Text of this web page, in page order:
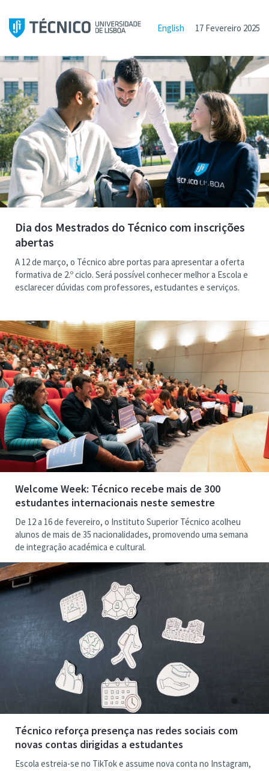
English 17 Fevereiro 2025
Dia dos Mestrados do Técnico com inscrições
abertas
A 12 de março, o Técnico abre portas para apresentar a oferta
formativa de 2.º ciclo. Será possível conhecer melhor a Escola e
esclarecer dúvidas com professores, estudantes e serviços.
Welcome Week: Técnico recebe mais de 300
estudantes internacionais neste semestre
De 12 a 16 de fevereiro, o Instituto Superior Técnico acolheu
alunos de mais de 35 nacionalidades, promovendo uma semana
de integração académica e cultural.
Técnico reforça presença nas redes sociais com
novas contas dirigidas a estudantes
Escola estreia-se no TikTok e assume nova conta no Instagram,